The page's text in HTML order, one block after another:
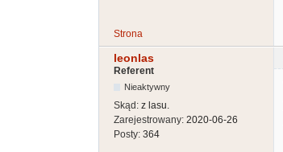
Strona
leonlas
Referent
Nieaktywny
Skąd: z lasu.
Zarejestrowany: 2020-06-26
Posty: 364